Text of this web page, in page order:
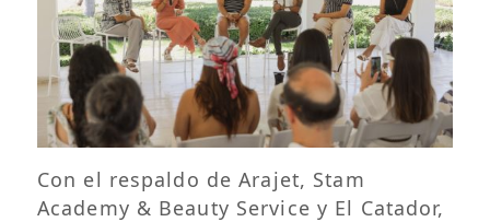
Con el respaldo de Arajet, Stam
Academy & Beauty Service y El Catador,